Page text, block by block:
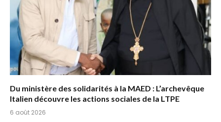
Du ministère des solidarités à la MAED : L’archevêque
Italien découvre les actions sociales de la LTPE
6 août 2026